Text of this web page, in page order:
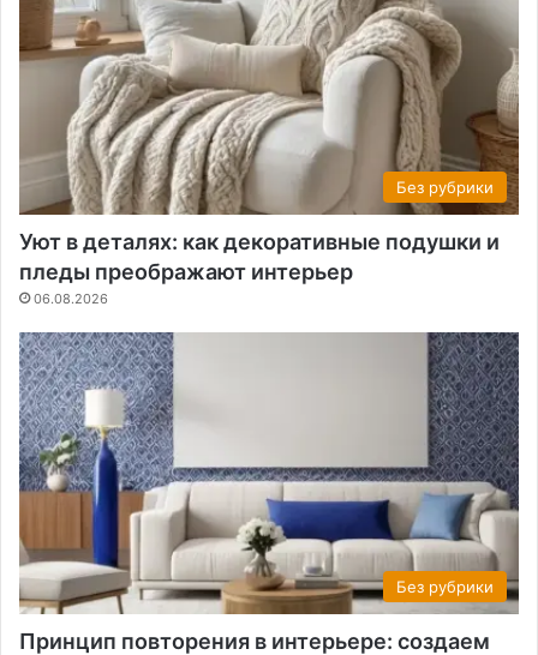
Без рубрики
Уют в деталях: как декоративные подушки и
пледы преображают интерьер
06.08.2026
Без рубрики
Принцип повторения в интерьере: создаем